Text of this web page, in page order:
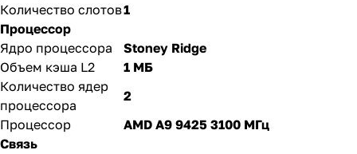
Количество слотов1
Процессор
Ядро процессора
Stoney Ridge
Объем кэша L2
1 МБ
Количество ядер
процессора
2
Процессор
AMD A9 9425 3100 МГц
Связь